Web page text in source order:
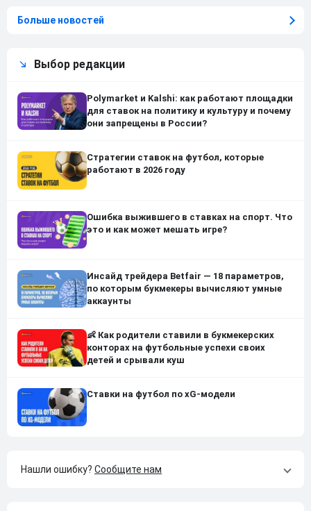
Больше новостей
Выбор редакции
Polymarket и Kalshi: как работают площадки
для ставок на политику и культуру и почему
они запрещены в России?
Стратегии ставок на футбол, которые
работают в 2026 году
Ошибка выжившего в ставках на спорт. Что
это и как может мешать игре?
Инсайд трейдера Betfair — 18 параметров,
по которым букмекеры вычисляют умные
аккаунты
👶 Как родители ставили в букмекерских
конторах на футбольные успехи своих
детей и срывали куш
Ставки на футбол по xG-модели
Нашли ошибку? Сообщите нам